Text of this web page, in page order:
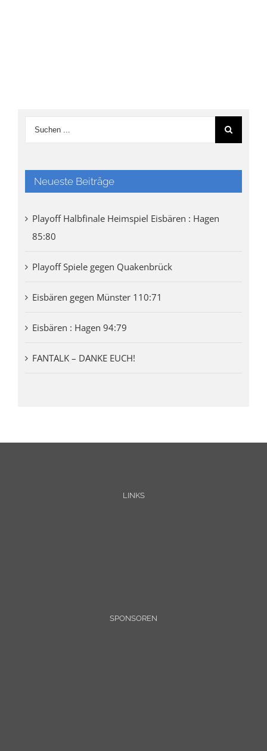
Neueste Beiträge
Playoff Halbfinale Heimspiel Eisbären : Hagen
85:80
Playoff Spiele gegen Quakenbrück
Eisbären gegen Münster 110:71
Eisbären : Hagen 94:79
FANTALK – DANKE EUCH!
LINKS
SPONSOREN